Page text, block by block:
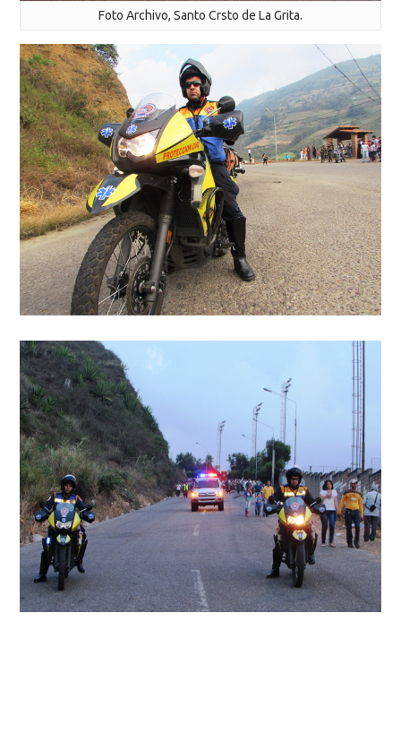
Foto Archivo, Santo Crsto de La Grita.